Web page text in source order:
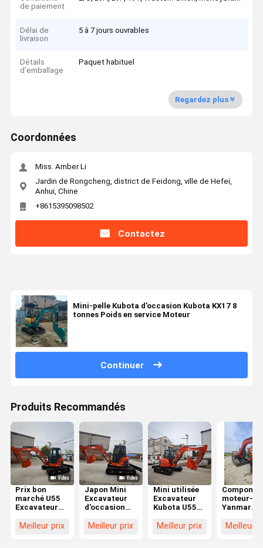
de paiement
Délai de
livraison
5 à 7 jours ouvrables
Détails
d'emballage
Paquet habituel
Regardez plus
Coordonnées
Miss. Amber Li
Jardin de Rongcheng, district de Feidong, ville de Hefei,
Anhui, Chine
+8615395098502
Contactez
Mini-pelle Kubota d'occasion Kubota KX17 8
tonnes Poids en service Moteur
Continuer
Produits Recommandés
Prix bon
marché U55
Excavateur
Petite pelle de
Meilleur prix
Japon Mini
Excavateur
d'occasion
Kubota U55
Meilleur prix
Mini utilisée
Excavateur
Kubota U55
tonnes
Meilleur prix
moteur-
Yanmar
Japon de
Meilleur